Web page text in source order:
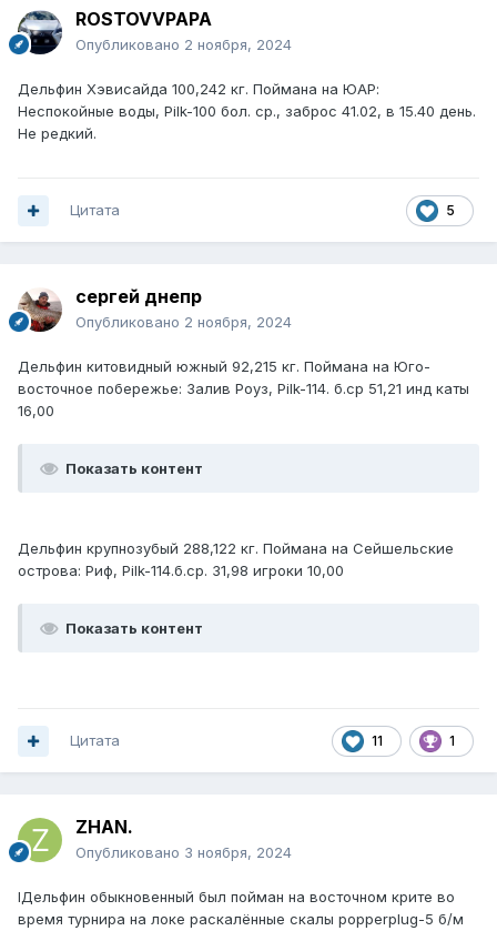
ROSTOVVPAPA
Опубликовано 2 ноября, 2024
Дельфин Хэвисайда 100,242 кг. Поймана на ЮАР:
Неспокойные воды, Pilk-100 бол. ср., заброс 41.02, в 15.40 день.
Не редкий.
5
Цитата
сергей днепр
Опубликовано 2 ноября, 2024
Дельфин китовидный южный 92,215 кг. Поймана на Юго-
восточное побережье: Залив Роуз, Pilk-114. б.ср 51,21 инд каты
16,00
Показать контент
Дельфин крупнозубый 288,122 кг. Поймана на Сейшельские
острова: Риф, Pilk-114.б.ср. 31,98 игроки 10,00
Показать контент
11 1
Цитата
ZHAN.
Опубликовано 3 ноября, 2024
lДельфин обыкновенный был пойман на восточном крите во
время турнира на локе раскалённые скалы popperplug-5 б/м